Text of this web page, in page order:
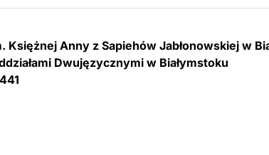
Księżnej Anny z Sapiehów Jabłonowskiej w
Dwujęzycznymi w Białymstoku